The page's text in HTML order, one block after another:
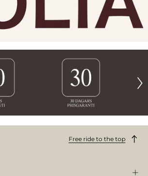
Free ride to the top